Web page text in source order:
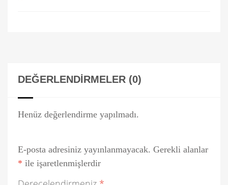
DEĞERLENDIRMELER (0)
Henüz değerlendirme yapılmadı.
E-posta adresiniz yayınlanmayacak. Gerekli alanlar
* ile işaretlenmişlerdir